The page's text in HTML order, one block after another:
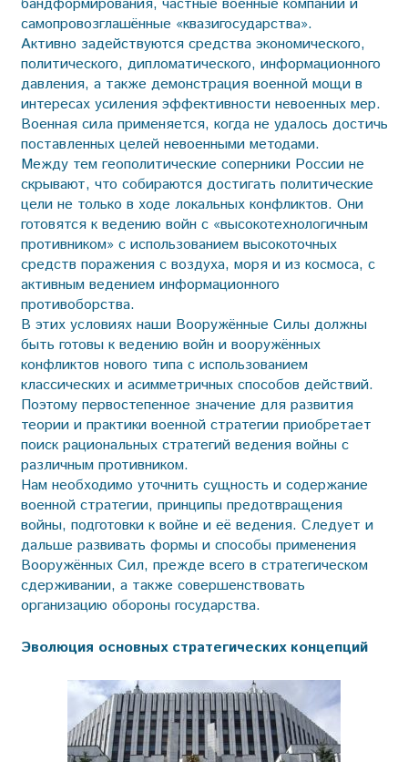
бандформирования, частные военные компании и
самопровозглашённые «квазигосударства».
Активно задействуются средства экономического,
политического, дипломатического, информационного
давления, а также демонстрация военной мощи в
интересах усиления эффективности невоенных мер.
Военная сила применяется, когда не удалось достичь
поставленных целей невоенными методами.
Между тем геополитические соперники России не
скрывают, что собираются достигать политические
цели не только в ходе локальных конфликтов. Они
готовятся к ведению войн с «высокотехнологичным
противником» с использованием высокоточных
средств поражения с воздуха, моря и из космоса, с
активным ведением информационного
противоборства.
В этих условиях наши Вооружённые Силы должны
быть готовы к ведению войн и вооружённых
конфликтов нового типа с использованием
классических и асимметричных способов действий.
Поэтому первостепенное значение для развития
теории и практики военной стратегии приобретает
поиск рациональных стратегий ведения войны с
различным противником.
Нам необходимо уточнить сущность и содержание
военной стратегии, принципы предотвращения
войны, подготовки к войне и её ведения. Следует и
дальше развивать формы и способы применения
Вооружённых Сил, прежде всего в стратегическом
сдерживании, а также совершенствовать
организацию обороны государства.
Эволюция основных стратегических концепций